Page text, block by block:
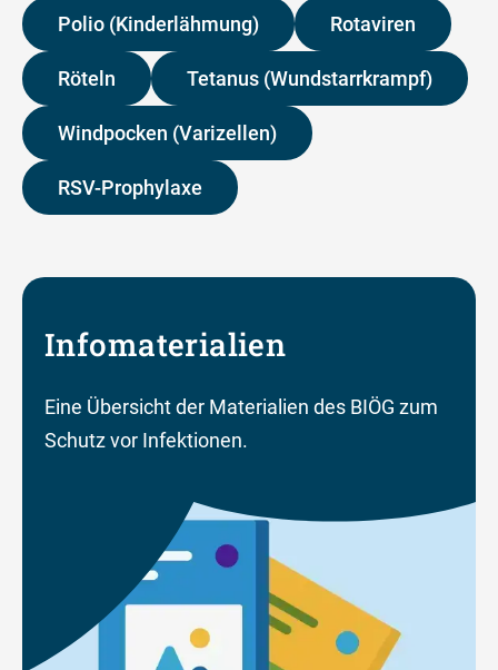
Polio (Kinderlähmung) Rotaviren
Röteln Tetanus (Wundstarrkrampf)
Windpocken (Varizellen)
RSV-Prophylaxe
Infomaterialien
Eine Übersicht der Materialien des BIÖG zum
Schutz vor Infektionen.